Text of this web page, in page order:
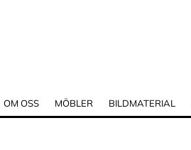
OM OSS MÖBLER BILDMATERIAL